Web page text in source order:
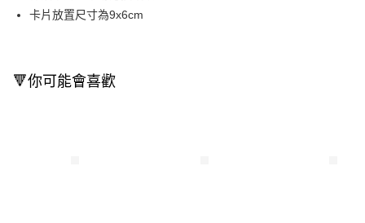
Google Pay
【關於「AFTEE先享後付」】
即享券
卡片放置尺寸為9x6cm
🔻你可能會喜歡